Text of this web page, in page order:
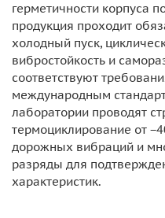
герметичности корпуса
продукция проходит
холодный пуск,
вибростойкость и
соответствуют
международным
лаборатории проводят
термоциклирование от
дорожных вибраций и
разряды для
характеристик.